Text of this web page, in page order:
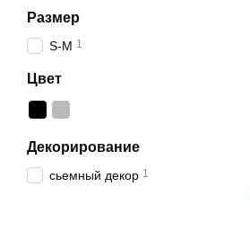
Размер
S-M 1
Цвет
Декорирование
сьемный декор 1